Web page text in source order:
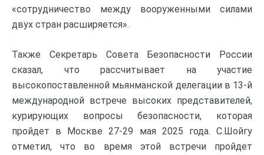
«сотрудничество между вооруженными силами
двух стран расширяется».
Также Секретарь Совета Безопасности России
сказал, что рассчитывает на участие
высокопоставленной мьянманской делегации в 13-й
международной встрече высоких представителей,
курирующих вопросы безопасности, которая
пройдет в Москве 27-29 мая 2025 года. С.Шойгу
отметил, что во время этой встречи пройдет